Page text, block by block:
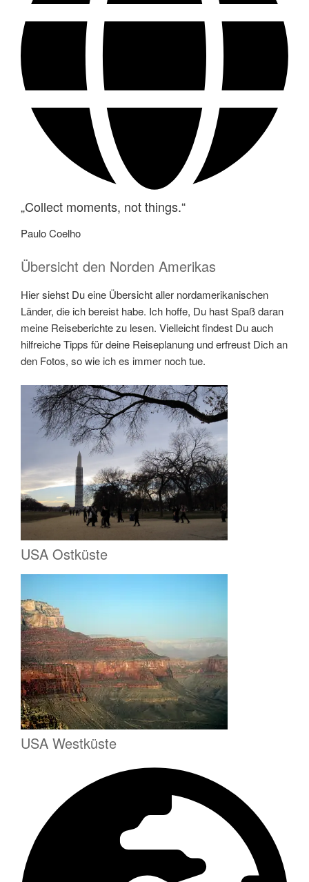
„Collect moments, not things.“
Paulo Coelho
Übersicht den Norden Amerikas
Hier siehst Du eine Übersicht aller nordamerikanischen
Länder, die ich bereist habe. Ich hoffe, Du hast Spaß daran
meine Reiseberichte zu lesen. Vielleicht findest Du auch
hilfreiche Tipps für deine Reiseplanung und erfreust Dich an
den Fotos, so wie ich es immer noch tue.
USA Ostküste
USA Westküste